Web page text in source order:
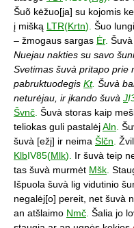
Šuõ kėžuo[ja] su kojomis
į mišką LTR(Krtn). Šuo
– žmogaus sargas Ėr.
Nuejau nakties su savo
Svetimas šuvà pritapo prie
pabruktuodegis Kt. Šuvà
neturėjau, ir įkando šuvà J
Švnč. Šuvà storas kaip
teliokas guli pastalėjAln.
šuvà [ežį] ir neima Šlčn.
KlbIV85(Mlk). Ir šuvà teip
tas šuvà murmėt Mšk.
Išpuola šuvà lig vidutinio
negalėj[o] pereit, net šuvà
an atšlaimo Nmč. Šalia jo